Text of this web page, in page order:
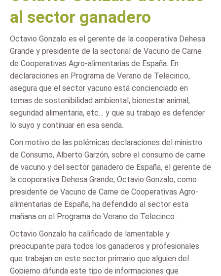
al sector ganadero
Octavio Gonzalo es el gerente de la cooperativa Dehesa
Grande y presidente de la sectorial de Vacuno de Carne
de Cooperativas Agro-alimentarias de España. En
declaraciones en Programa de Verano de Telecinco,
asegura que el sector vacuno está concienciado en
temas de sostenibilidad ambiental, bienestar animal,
seguridad alimentaria, etc… y que su trabajo es defender
lo suyo y continuar en esa senda.
Con motivo de las polémicas declaraciones del ministro
de Consumo, Alberto Garzón, sobre el consumo de carne
de vacuno y del sector ganadero de España, el gerente de
la cooperativa Dehesa Grande, Octavio Gonzalo, como
presidente de Vacuno de Carne de Cooperativas Agro-
alimentarias de España, ha defendido al sector esta
mañana en el Programa de Verano de Telecinco .
Octavio Gonzalo ha calificado de lamentable y
preocupante para todos los ganaderos y profesionales
que trabajan en este sector primario que alguien del
Gobierno difunda este tipo de informaciones que